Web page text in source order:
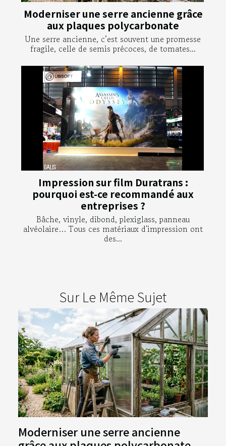
Moderniser une serre ancienne grâce
aux plaques polycarbonate
Une serre ancienne, c’est souvent une promesse
fragile, celle de semis précoces, de tomates...
Impression sur film Duratrans :
pourquoi est-ce recommandé aux
entreprises ?
Bâche, vinyle, dibond, plexiglass, panneau
alvéolaire… Tous ces matériaux d'impression ont
des...
Sur Le Même Sujet
Moderniser une serre ancienne